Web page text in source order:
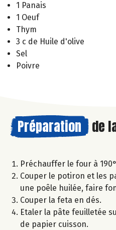
1 Panais
1 Oeuf
Thym
3 c de Huile d'olive
Sel
Poivre
Préparation de
Préchauffer le four à
Couper le potiron et les
une poêle huilée, faire
Couper la feta en dés.
Etaler la pâte feuilletée
de papier cuisson.